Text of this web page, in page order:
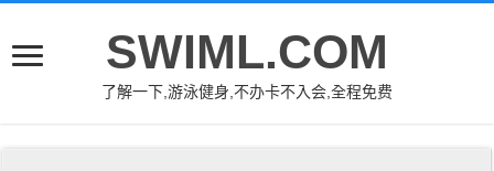
SWIML.COM
了解一下,游泳健身,不办卡不入会,全程免费